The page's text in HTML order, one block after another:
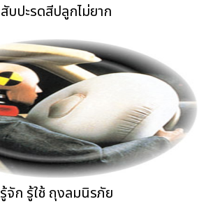
สับปะรดสีปลูกไม่ยาก
รู้จัก รู้ใช้ ถุงลมนิรภัย